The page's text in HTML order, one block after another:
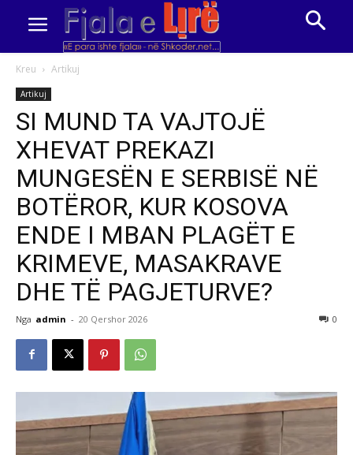
Kreu Artikuj
Artikuj
SI MUND TA VAJTOJË
XHEVAT PREKAZI
MUNGESËN E SERBISË NË
BOTËROR, KUR KOSOVA
ENDE I MBAN PLAGËT E
KRIMEVE, MASAKRAVE
DHE TË PAGJETURVE?
Nga admin - 20 Qershor 2026 0